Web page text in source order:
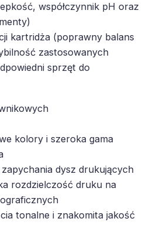
współczynnik pH oraz
kartridża (poprawny balans
zastosowanych
sprzęt do
kolory i szeroka gama
dysz drukujących
rozdzielczość druku na
tonalne i znakomita jakość